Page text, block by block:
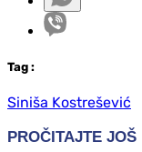
Tag :
Siniša Kostrešević